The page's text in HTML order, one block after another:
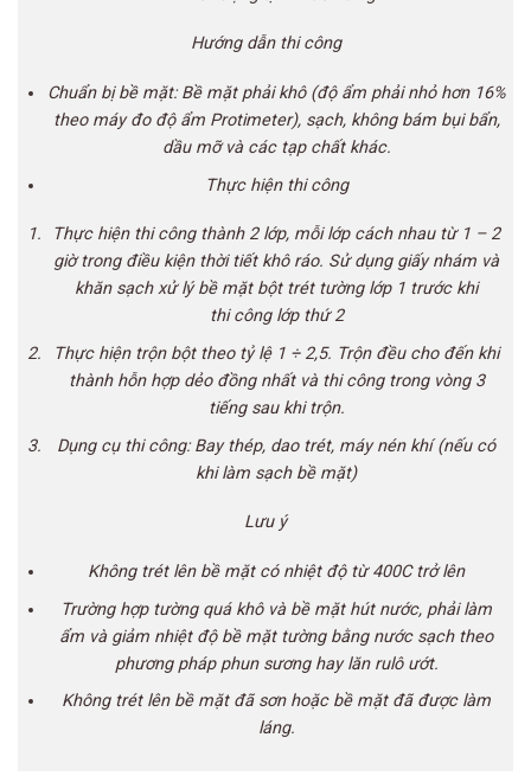
Hướng dẫn thicông
Chuẩn bị bề mặt: Bề mặt phải khô (độ ẩm phải nhỏ hơn 16%
theo máy đo độ ẩm Protimeter), sạch, không bám bụi bẩn,
dầu mỡ và các tạp chất khác.
Thực hiện thicông
Thực hiện thicông thành 2 lớp, mỗi lớp cách nhau từ 1 – 2
giờ trong điều kiện thời tiết khô ráo. Sử dụng giấy nhám và
khăn sạch xử lý bề mặt bột trét tường lớp 1 trước khi
thicông lớp thứ 2
Thực hiện trộn bột theo tỷ lệ 1 ÷ 2,5. Trộn đều cho đến khi
thành hỗn hợp dẻo đồng nhất và thicông trong vòng 3
tiếng sau khi trộn.
Dụng cụ thicông: Bay thép, dao trét, máy nén khí (nếu có
khi làm sạch bề mặt)
Lưu ý
Không trét lên bề mặt có nhiệt độ từ 400C trở lên
Trường hợp tường quá khô và bề mặt hút nước, phải làm
ẩm và giảm nhiệt độ bề mặt tường bằng nước sạch theo
phương pháp phun sương hay lăn rulô ướt.
Không trét lên bề mặt đã sơn hoặc bề mặt đã được làm
láng.